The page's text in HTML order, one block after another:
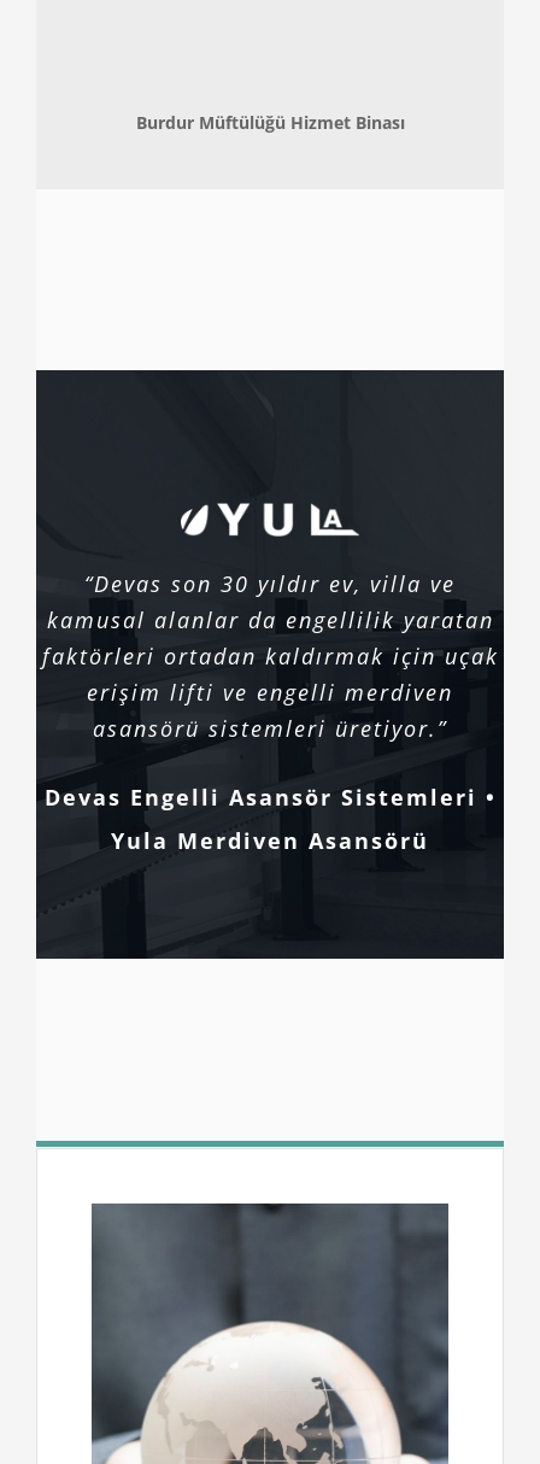
Burdur Müftülüğü Hizmet Binası
“Devas son 30 yıldır ev, villa ve
kamusal alanlar da engellilik yaratan
faktörleri ortadan kaldırmak için uçak
erişim lifti ve engelli merdiven
asansörü sistemleri üretiyor.”
Devas Engelli Asansör Sistemleri •
Yula Merdiven Asansörü